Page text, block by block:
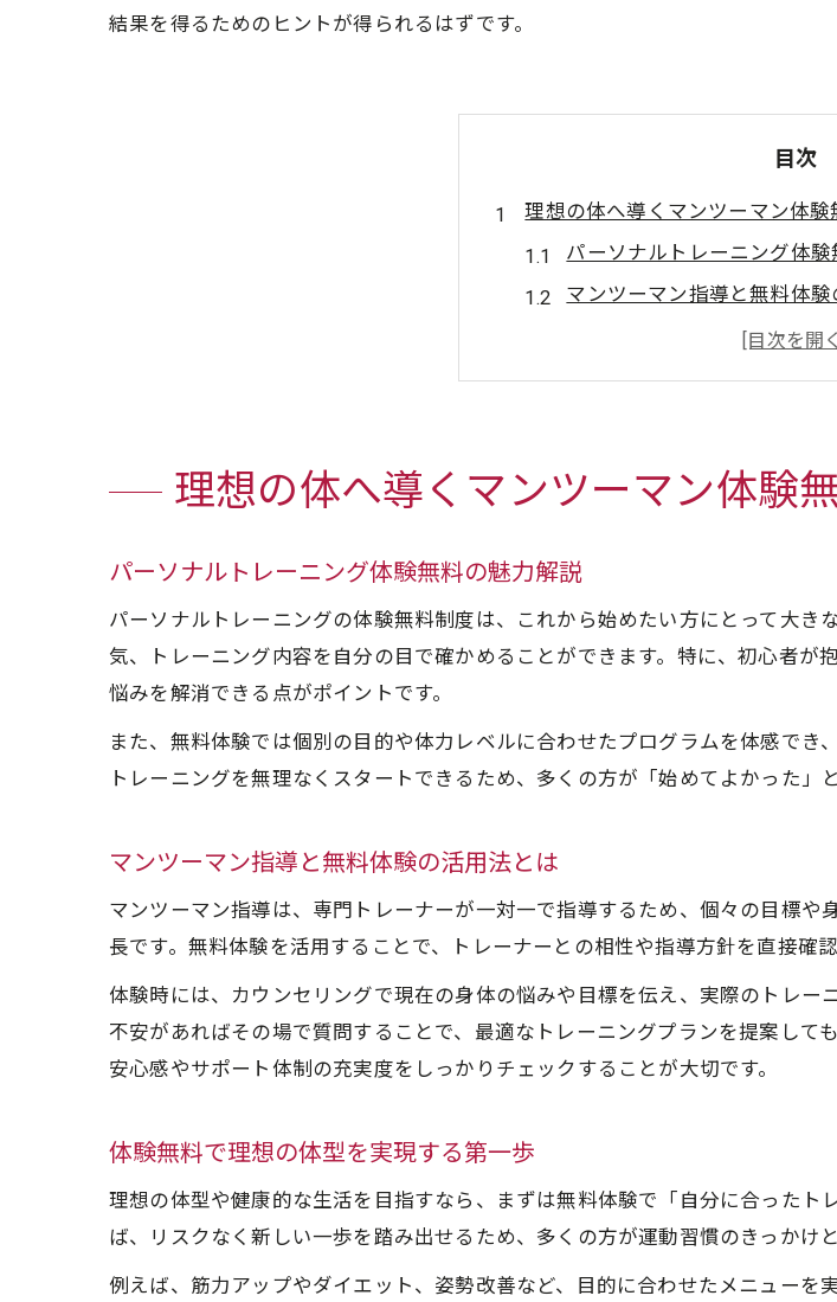
結果を得るためのヒントが得られるはずです。
目次
理想の体へ導くマンツーマン体験
パーソナルトレーニング体
マンツーマン指導と無料体験
体験無料で理想の体型を実現
パーソナルトレーニング体
初めてでも安心できる体験無
パーソナルトレーニング体験
無料体験から始める効果的
体験無料制度で感じる始め
マンツーマン体験無料で習
パーソナルトレーニング体
パーソナルトレーニング体
無料体験を活用したパーソナル
体験無料で始めるパーソナ
無料体験活用で自分に最適な
パーソナルトレーニング体験
目標達成へ近づく体験無料マンツ
パーソナルトレーニング体験
体験無料プランがサポート
理想の体へ導くマンツーマン体験
パーソナルトレーニング体験無料の魅力解説
パーソナルトレーニングの体験無料制度は、これから始めたい方にとって大
気、トレーニング内容を自分の目で確かめることができます。特に、初心者
悩みを解消できる点がポイントです。
また、無料体験では個別の目的や体力レベルに合わせたプログラムを体感で
トレーニングを無理なくスタートできるため、多くの方が「始めてよかった」
マンツーマン指導と無料体験の活用法とは
マンツーマン指導は、専門トレーナーが一対一で指導するため、個々の目標
長です。無料体験を活用することで、トレーナーとの相性や指導方針を直接確
体験時には、カウンセリングで現在の身体の悩みや目標を伝え、実際のトレ
不安があればその場で質問することで、最適なトレーニングプランを提案して
安心感やサポート体制の充実度をしっかりチェックすることが大切です。
体験無料で理想の体型を実現する第一歩
理想の体型や健康的な生活を目指すなら、まずは無料体験で「自分に合った
ば、リスクなく新しい一歩を踏み出せるため、多くの方が運動習慣のきっかけと
例えば、筋力アップやダイエット、姿勢改善など、目的に合わせたメニューを